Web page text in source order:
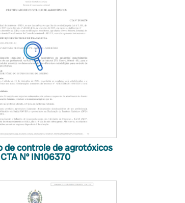
de controle de agrotóxicos
CTA Nº IN106370